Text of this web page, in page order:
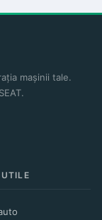
mașinii tale.